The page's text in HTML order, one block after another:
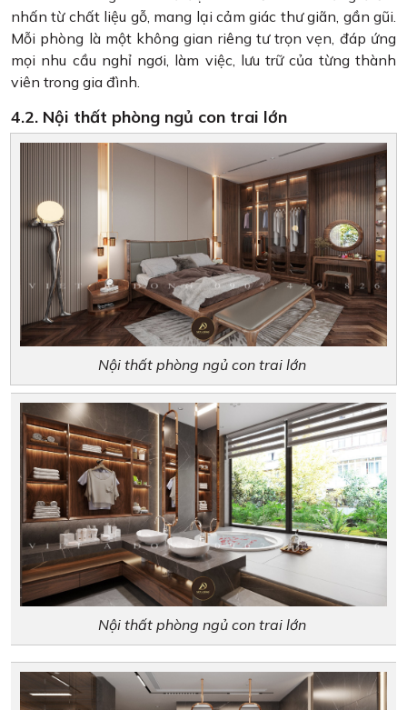
nhấn từ chất liệu gỗ, mang lại cảm giác thư giãn, gần gũi.
Mỗi phòng là một không gian riêng tư trọn vẹn, đáp ứng
mọi nhu cầu nghỉ ngơi, làm việc, lưu trữ của từng thành
viên trong gia đình.
4.2. Nội thất phòng ngủ con trai lớn
Nội thất phòng ngủ con trai lớn
Nội thất phòng ngủ con trai lớn